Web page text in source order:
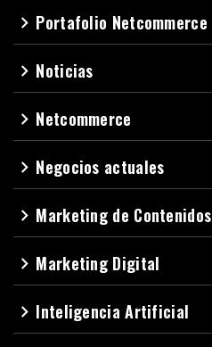
navigate_next Portafolio Netcommerce
navigate_next Noticias
navigate_next Netcommerce
navigate_next Negocios actuales
navigate_next Marketing de Contenidos
navigate_next Marketing Digital
navigate_next Inteligencia Artificial